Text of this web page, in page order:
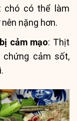
chó có thể làm
nặng hơn.
cảm mạo: Thịt
cảm sốt,